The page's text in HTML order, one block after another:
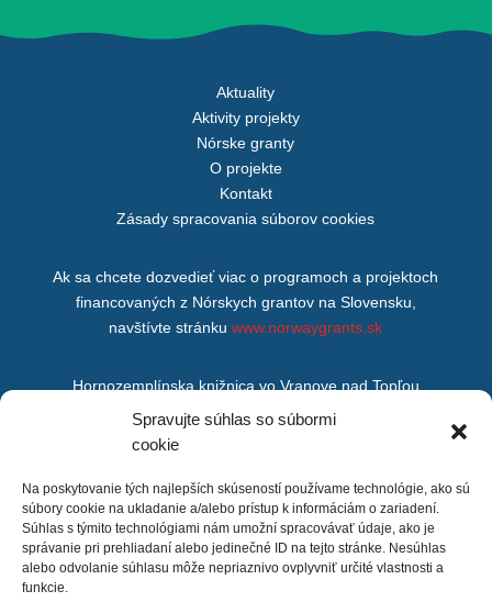
Spravujte súhlas so súbormi
cookie
Na poskytovanie tých najlepších skúseností používame technológie, ako sú
súbory cookie na ukladanie a/alebo prístup k informáciám o zariadení.
Súhlas s týmito technológiami nám umožní spracovávať údaje, ako je
správanie pri prehliadaní alebo jedinečné ID na tejto stránke. Nesúhlas
alebo odvolanie súhlasu môže nepriaznivo ovplyvniť určité vlastnosti a
funkcie.
Aktuality
Aktivity projekty
Nórske granty
O projekte
Kontakt
Zásady spracovania súborov cookies
Ak sa chcete dozvedieť viac o programoch a projektoch
financovaných z Nórskych grantov na Slovensku,
navštívte stránkuwww.norwaygrants.sk
Hornozemplínska knižnica vo Vranove nad Topľou
M. R. Štefánika 875/200,